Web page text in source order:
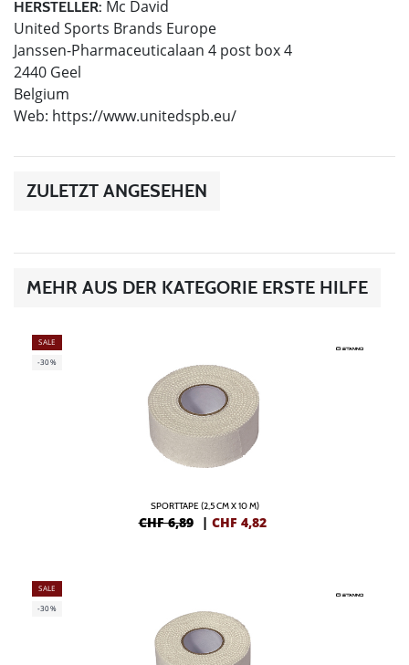
HERSTELLER: Mc David
United Sports Brands Europe
Janssen-Pharmaceuticalaan 4 post box 4
2440 Geel
Belgium
Web: https://www.unitedspb.eu/
ZULETZT ANGESEHEN
MEHR AUS DER KATEGORIE ERSTE HILFE
SALE
-30%
SPORTTAPE (2,5 CM X 10 M)
CHF 6,89 | CHF 4,82
SALE
-30%